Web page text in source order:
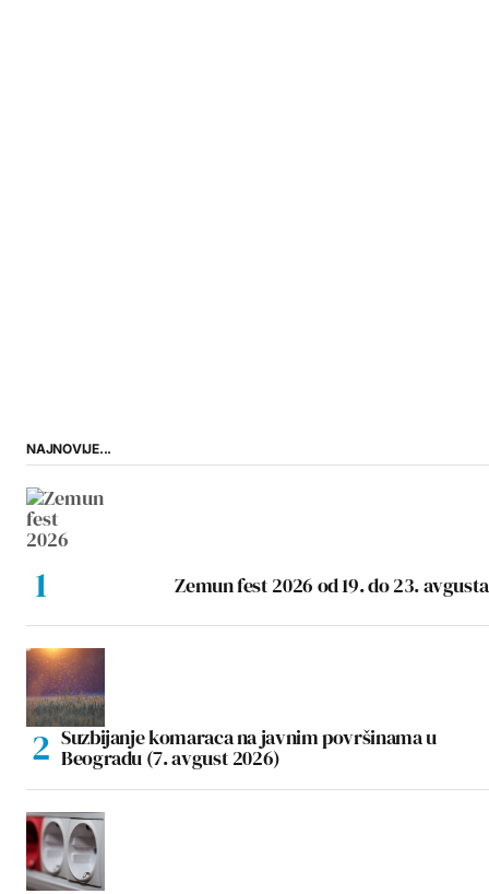
NAJNOVIJE...
Zemun fest 2026 od 19. do 23. avgusta
Suzbijanje komaraca na javnim površinama u
Beogradu (7. avgust 2026)